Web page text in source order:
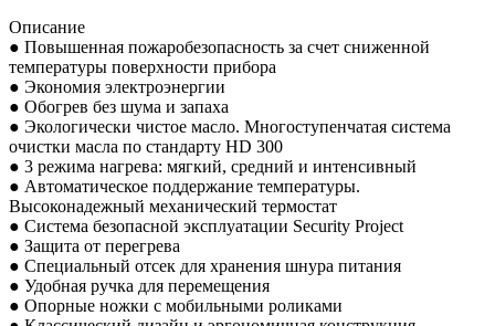
Описание
● Повышенная пожаробезопасность за счет сниженной
температуры поверхности прибора
● Экономия электроэнергии
● Обогрев без шума и запаха
● Экологически чистое масло. Многоступенчатая система
очистки масла по стандарту HD 300
● 3 режима нагрева: мягкий, средний и интенсивный
● Автоматическое поддержание температуры.
Высоконадежный механический термостат
● Система безопасной эксплуатации Security Project
● Защита от перегрева
● Специальный отсек для хранения шнура питания
● Удобная ручка для перемещения
● Опорные ножки с мобильными роликами